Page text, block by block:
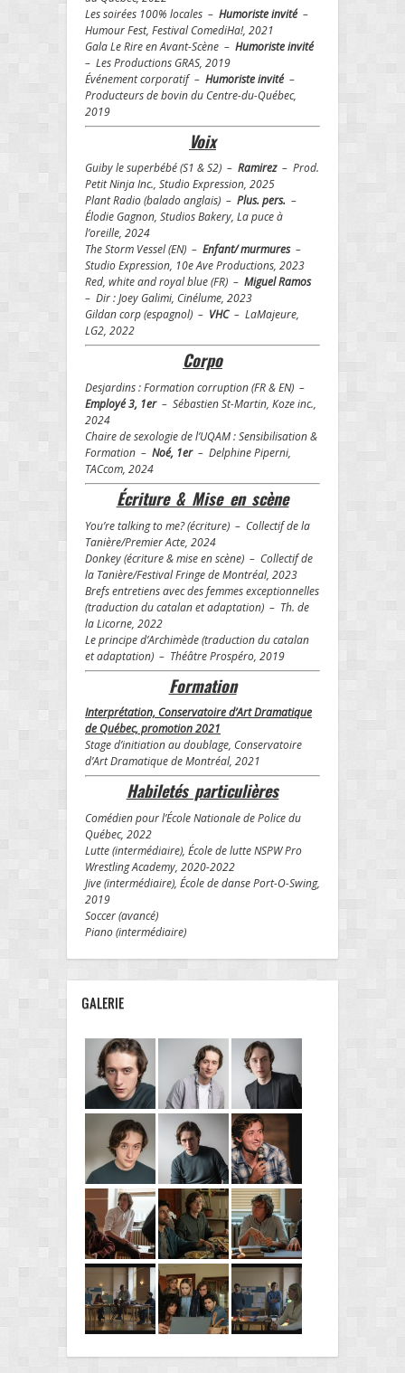
Les soirées 100% locales – Humoriste invité–
Humour Fest, Festival ComediHa!, 2021
Gala Le Rire en Avant-Scène – Humoriste invité
– Les Productions GRAS, 2019
Événement corporatif – Humoriste invité –
Producteurs de bovin du Centre-du-Québec,
2019
Voix
Guiby le superbébé (S1 & S2) – Ramirez– Prod.
Petit Ninja Inc., Studio Expression, 2025
Plant Radio (balado anglais) – Plus. pers. –
Élodie Gagnon, Studios Bakery, La puce à
l’oreille, 2024
The Storm Vessel (EN) – Enfant/ murmures–
Studio Expression, 10e Ave Productions, 2023
Red, white and royal blue (FR) – Miguel Ramos
– Dir :Joey Galimi, Cinélume, 2023
Gildan corp (espagnol) – VHC– LaMajeure,
LG2, 2022
Corpo
Desjardins : Formation corruption (FR & EN) –
Employé 3, 1er– Sébastien St-Martin, Koze inc.,
2024
Chaire de sexologie de l’UQAM : Sensibilisation &
Formation – Noé, 1er – Delphine Piperni,
TACcom, 2024
Écriture & Mise en scène
You’re talking to me? (écriture) – Collectif de la
Tanière/Premier Acte, 2024
Donkey (écriture & mise en scène) – Collectif de
la Tanière/Festival Fringe de Montréal, 2023
Brefs entretiens avec des femmes exceptionnelles
(traduction du catalan et adaptation) – Th. de
la Licorne, 2022
Le principe d’Archimède (traduction du catalan
et adaptation) – Théâtre Prospéro, 2019
Formation
Interprétation, Conservatoire d’Art Dramatique
de Québec, promotion 2021
Stage d’initiation au doublage, Conservatoire
d’Art Dramatique de Montréal, 2021
Habiletés particulières
Comédien pour l’École Nationale de Police du
Québec, 2022
Lutte (intermédiaire), École de lutte NSPW Pro
Wrestling Academy, 2020-2022
Jive (intermédiaire), École de danse Port-O-Swing,
2019
Soccer (avancé)
Piano (intermédiaire)
GALERIE